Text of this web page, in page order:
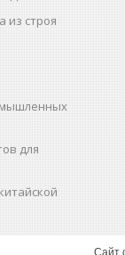
из строя
для
Сайт